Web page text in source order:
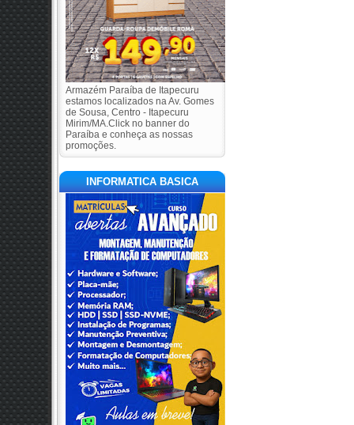
Armazém Paraíba de Itapecuru
estamos localizados na Av. Gomes
de Sousa, Centro - Itapecuru
Mirim/MA.Click no banner do
Paraíba e conheça as nossas
promoções.
INFORMATICA BASICA